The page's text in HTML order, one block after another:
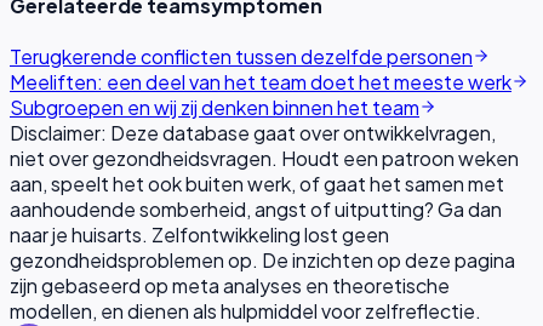
Gerelateerde teamsymptomen
Terugkerende conflicten tussen dezelfde personen
Meeliften: een deel van het team doet het meeste werk
Subgroepen en wij zij denken binnen het team
Disclaimer: Deze database gaat over ontwikkelvragen,
niet over gezondheidsvragen. Houdt een patroon weken
aan, speelt het ook buiten werk, of gaat het samen met
aanhoudende somberheid, angst of uitputting? Ga dan
naar je huisarts. Zelfontwikkeling lost geen
gezondheidsproblemen op. De inzichten op deze pagina
zijn gebaseerd op meta analyses en theoretische
modellen, en dienen als hulpmiddel voor zelfreflectie.